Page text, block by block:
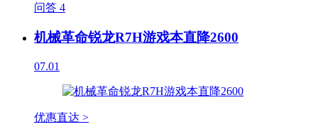
问答 4
机械革命锐龙R7H游戏本直降2600
07.01
优惠直达 >